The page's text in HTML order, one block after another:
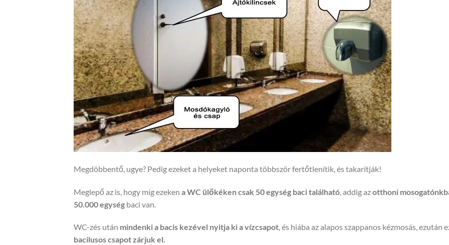
Megdöbbentő, ugye? Pedig ezeket a helyeket naponta többször fertőtlenítik, és takarítják!
Meglepő az is, hogy míg ezeken a WC ülőkéken csak 50 egység baci található , addig azotthoni
50.000 egység baci van.
WC-zés után mindenki a bacis kezével nyitja ki a vízcsapot, és hiába az alapos szappanos kézmosás, ezután
bacilusos csapot zárjuk el.